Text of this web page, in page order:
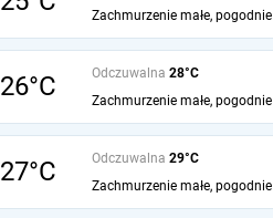
Zachmurzenie małe, pogodnie
26°C Odczuwalna 28°C
Zachmurzenie małe, pogodnie
27°C Odczuwalna 29°C
Zachmurzenie małe, pogodnie